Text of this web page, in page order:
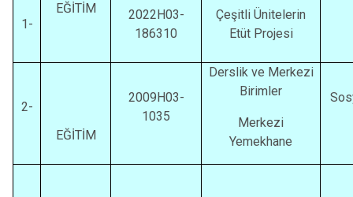
1-
EĞİTİM
2022H03-
186310
Çeşitli Ünitelerin
Etüt Projesi
2-
EĞİTİM
2009H03-
1035
Derslik ve Merkezi
Birimler
Merkezi
Yemekhane